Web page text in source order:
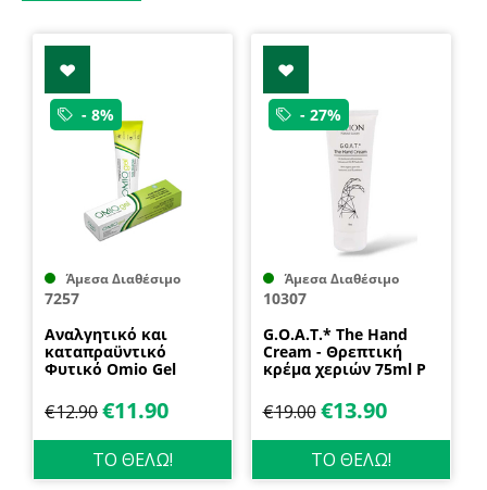
- 8%
Άμεσα Διαθέσιμο
7257
Aναλγητικό και
καταπραϋντικό
Φυτικό Omio Gel
€12.90€11.90
ΤΟ ΘΕΛΩ!
- 27%
Άμεσα Διαθέσιμο
10307
G.O.A.T.* The Hand
Cream - Θρεπτική
κρέμα χεριών 75ml P
€19.00 €13.90
ΤΟ ΘΕΛΩ!